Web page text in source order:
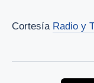
Cortesía Radio y